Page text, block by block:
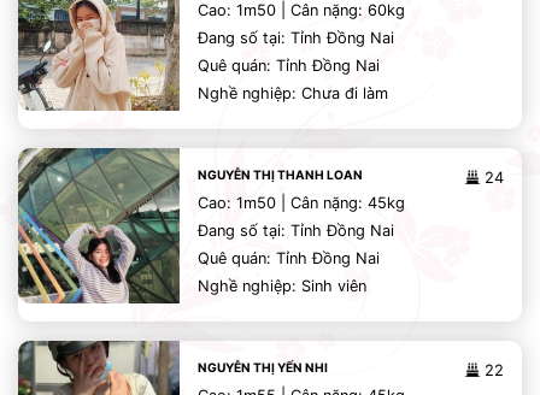
Cao: 1m50 | Cân nặng: 60kg
Đang số tại: Tỉnh Đồng Nai
Quê quán: Tỉnh Đồng Nai
Nghề nghiệp: Chưa đi làm
24
NGUYỄN THỊ THANH LOAN
Cao: 1m50 | Cân nặng: 45kg
Đang số tại: Tỉnh Đồng Nai
Quê quán: Tỉnh Đồng Nai
Nghề nghiệp: Sinh viên
22
NGUYỄN THỊ YẾN NHI